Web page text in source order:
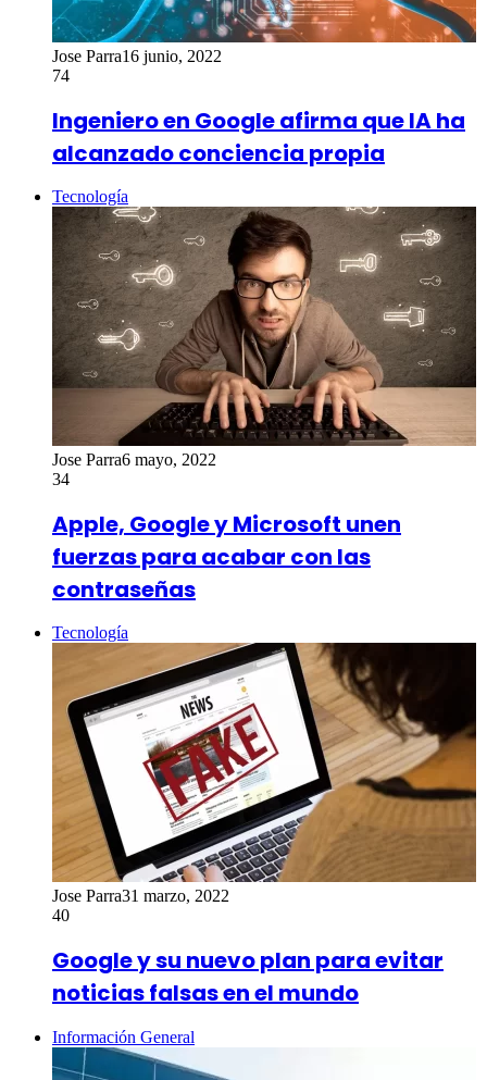
Jose Parra16 junio, 2022
74
Ingeniero en Google afirma que IA ha
alcanzado conciencia propia
Tecnología
Jose Parra6 mayo, 2022
34
Apple, Google y Microsoft unen
fuerzas para acabar con las
contraseñas
Tecnología
Jose Parra31 marzo, 2022
40
Google y su nuevo plan para evitar
noticias falsas en el mundo
Información General